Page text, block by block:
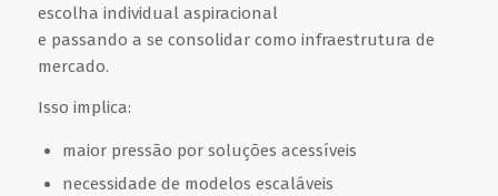
escolha individual aspiracional
e passando a se consolidar como infraestrutura de
mercado.
Isso implica:
maior pressão por soluções acessíveis
necessidade de modelos escaláveis